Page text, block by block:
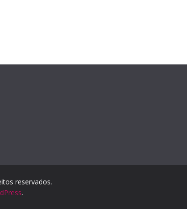
reservados.
.